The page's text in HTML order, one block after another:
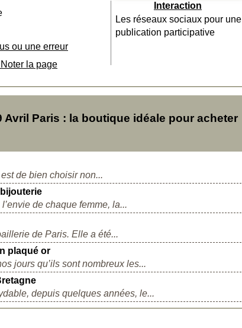
ou une erreur
la page
Interaction
Les réseaux sociaux pour une
publication participative
Paris : la boutique idéale pour acheter
de bien choisir non...
de chaque femme, la...
de Paris. Elle a été...
plaqué or
jours qu’ils sont nombreux les...
depuis quelques années, le...